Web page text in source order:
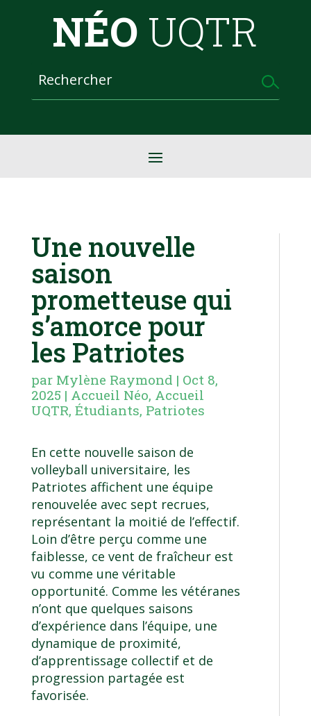
NÉO UQTR
Une nouvelle
saison
prometteuse qui
s’amorce pour
les Patriotes
par Mylène Raymond | Oct 8,
2025 | Accueil Néo, Accueil
UQTR, Étudiants, Patriotes
En cette nouvelle saison de
volleyball universitaire, les
Patriotes affichent une équipe
renouvelée avec sept recrues,
représentant la moitié de l’effectif.
Loin d’être perçu comme une
faiblesse, ce vent de fraîcheur est
vu comme une véritable
opportunité. Comme les vétéranes
n’ont que quelques saisons
d’expérience dans l’équipe, une
dynamique de proximité,
d’apprentissage collectif et de
progression partagée est
favorisée.